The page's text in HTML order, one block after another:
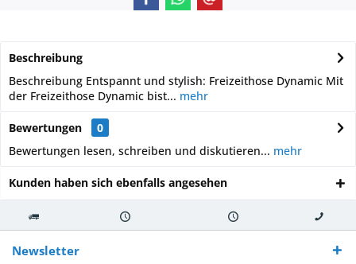
Beschreibung
Beschreibung Entspannt und stylish: Freizeithose Dynamic Mit
der Freizeithose Dynamic bist... mehr
Bewertungen
0
Bewertungen lesen, schreiben und diskutieren... mehr
Kunden haben sich ebenfalls angesehen
Kostenloser
Versand ab €
250,-
Versand innerhalb von Versand von So erreichen
Sie uns 0160
970 511 90
Newsletter